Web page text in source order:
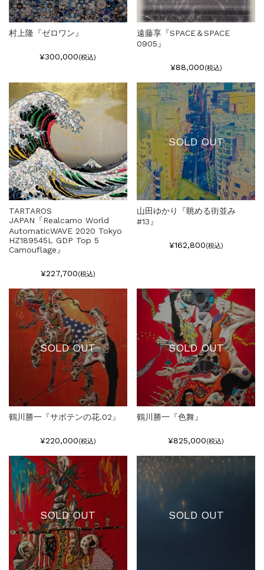
村上隆『ゼロワン』
¥300,000(税込)
遠藤享『SPACE＆SPACE
0905』
¥88,000(税込)
TARTAROS
JAPAN『Realcamo World
AutomaticWAVE 2020 Tokyo
HZ189545L GDP Top 5
Camouflage』
¥227,700(税込)
SOLD OUT
山田ゆかり『眺める街並み
#13』
¥162,800(税込)
SOLD OUT
鶴川勝一『サボテンの花.02』
¥220,000(税込)
SOLD OUT
鶴川勝一『色舞』
¥825,000(税込)
SOLD OUT SOLD OUT